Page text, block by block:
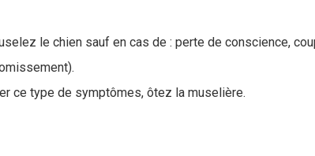
le chien sauf en cas de : perte de conscience,
ce type de symptômes, ôtez la muselière.